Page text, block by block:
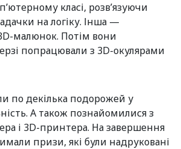
класі, розв’язуючи
на логіку. Інша —
малюнок. Потім вони
попрацювали з 3D-окулярами
по декілька подорожей у
А також познайомилися з
і 3D-принтера. На завершення
призи, які були надруковані